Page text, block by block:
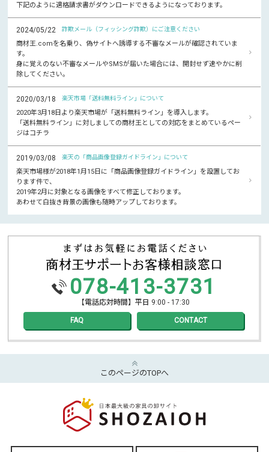
下記のように適格請求書がダウンロードできるようになっております。
2024/05/22 詐欺メール（フィッシング詐欺）にご注意ください
商材王.comを名乗り、偽サイトへ誘導する不審なメールが確認されていま
す。
身に覚えのない不審なメールやSMSが届いた場合には、開封せず速やかに削
除してください。
2020/03/18 楽天市場「送料無料ライン」について
2020年3月18日より楽天市場が「送料無料ライン」を導入します。
「送料無料ライン」に対しましての商材王としての対応をまとめているペー
ジはコチラ
2019/03/08 楽天の「商品画像登録ガイドライン」について
楽天市場様が2018年1月15日に「商品画像登録ガイドライン」を設置してお
ります件で、
2019年2月に対象となる画像をすべて修正しております。
あわせて白抜き背景の画像も随時アップしております。
078-413-3731
【電話応対時間】平日 9:00 - 17:30
FAQ CONTACT
このページのTOPへ